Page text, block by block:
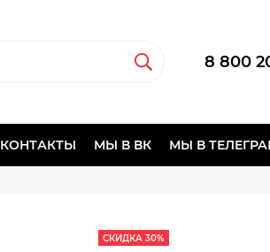
8 800
КОНТАКТЫ МЫ В ВК МЫ В
СКИДКА 30%